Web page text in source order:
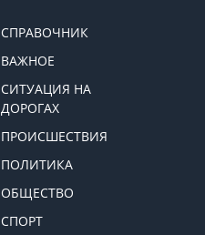
СПРАВОЧНИК
ВАЖНОЕ
СИТУАЦИЯ НА
ДОРОГАХ
ПРОИСШЕСТВИЯ
ПОЛИТИКА
ОБЩЕСТВО
СПОРТ